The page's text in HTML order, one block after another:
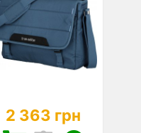
2 363 грн